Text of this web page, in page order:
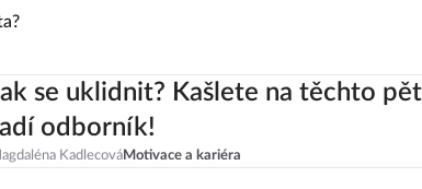
se uklidnit? Kašlete na těchto
odborník!
KadlecováMotivace a kariéra